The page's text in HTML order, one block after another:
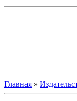
Главная »